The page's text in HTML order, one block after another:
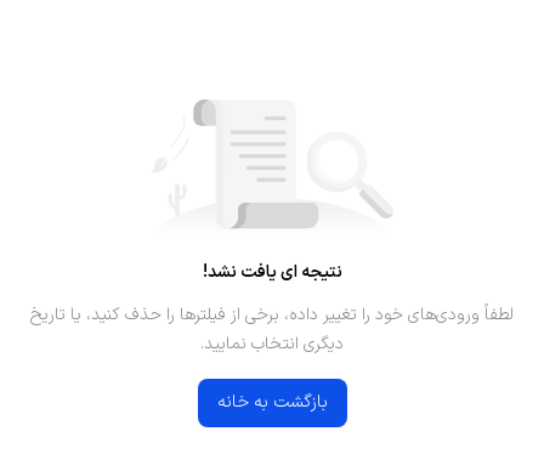
نتیجه ای یافت نشد!
لطفاً ورودی‌های خود را تغییر داده، برخی از فیلترها را حذف کنید، یا تاریخ
دیگری انتخاب نمایید.
بازگشت به خانه